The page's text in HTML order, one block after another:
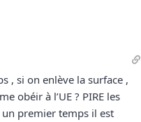
, si on enlève la surface ,
obéir à l’UE ? PIRE les
premier temps il est